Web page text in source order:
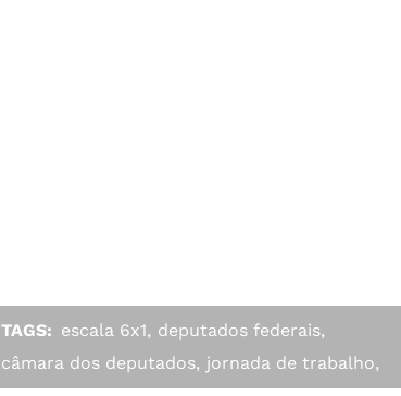
TAGS: escala 6x1, deputados federais,
câmara dos deputados, jornada de trabalho,